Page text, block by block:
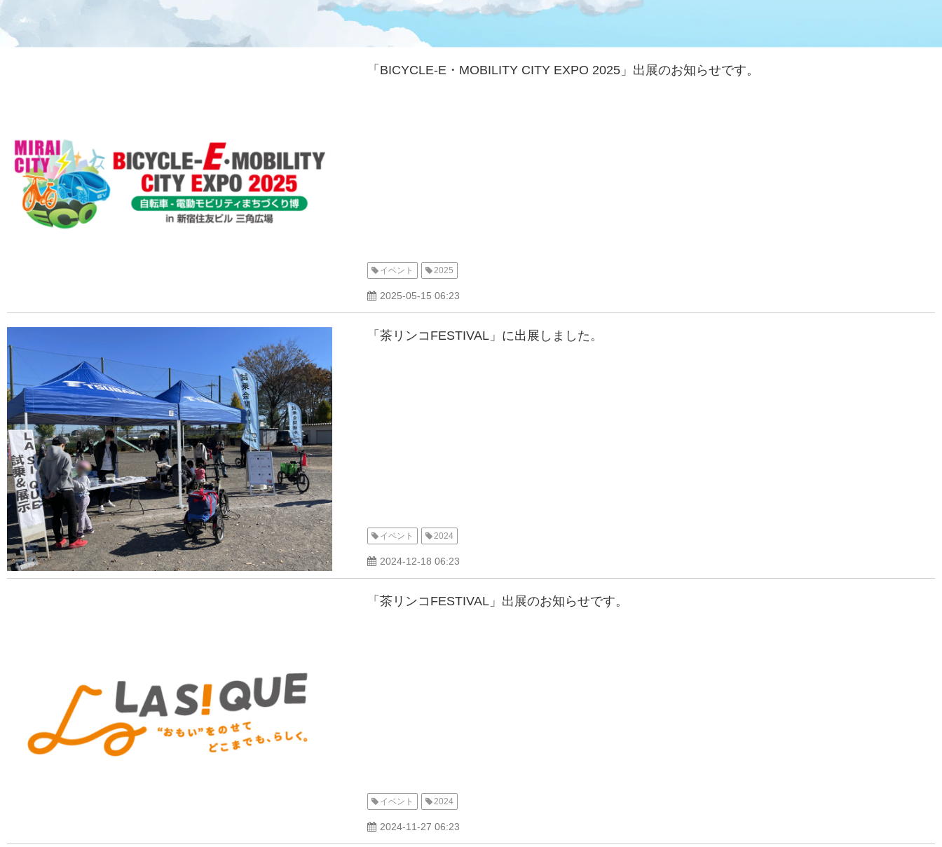
「BICYCLE-E・MOBILITY CITY EXPO 2025」出展のお知らせです。
イベント 2025
2025-05-15 06:23
「茶リンコFESTIVAL」に出展しました。
イベント 2024
2024-12-18 06:23
「茶リンコFESTIVAL」出展のお知らせです。
イベント 2024
2024-11-27 06:23